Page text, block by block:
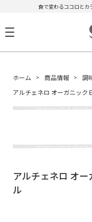
食で変わるココロとカ
ホーム 商品情報 調
アルチェネロ オーガニック
アルチェネロ オ
ル